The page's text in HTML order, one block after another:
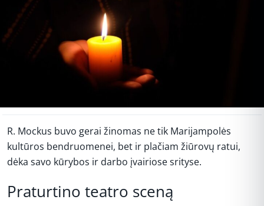
R. Mockus buvo gerai žinomas ne tik Marijampolės
kultūros bendruomenei, bet ir plačiam žiūrovų ratui,
dėka savo kūrybos ir darbo įvairiose srityse.
Praturtino teatro sceną